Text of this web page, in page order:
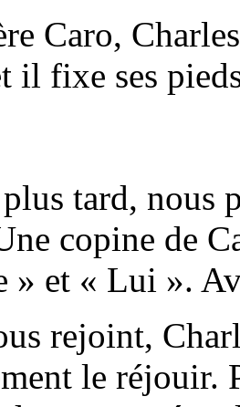
Caro,
il fixe ses
tard, nous
copine de
» et « Lui ».
rejoint,
le réjouir.